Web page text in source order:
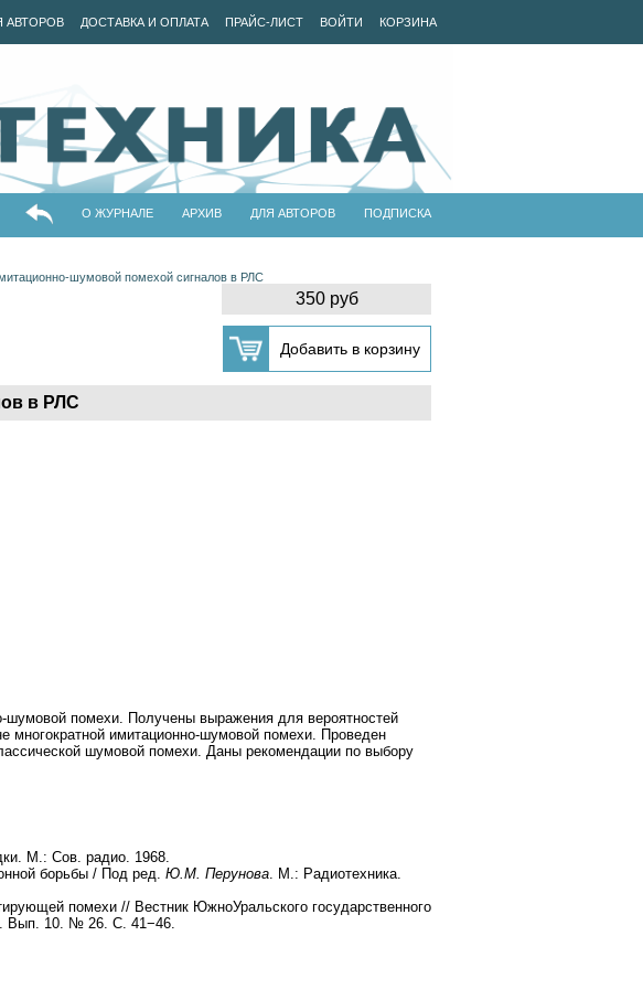
АВТОРОВ ДОСТАВКА И ОПЛАТА ПРАЙС-ЛИСТ ВОЙТИ КОРЗИНА
О ЖУРНАЛЕ АРХИВ ДЛЯ АВТОРОВ ПОДПИСКА
шумовой помехой сигналов в РЛС
350 руб
в РЛС
шумовой помехи. Получены выражения для вероятностей
многократной имитационно-шумовой помехи. Проведен
шумовой помехи. Даны рекомендации по выбору
М.: Сов. радио. 1968.
борьбы / Под ред. Ю.М. Перунова. М.: Радиотехника.
помехи // Вестник ЮжноУральского государственного
Вып. 10. № 26. С. 41−46.